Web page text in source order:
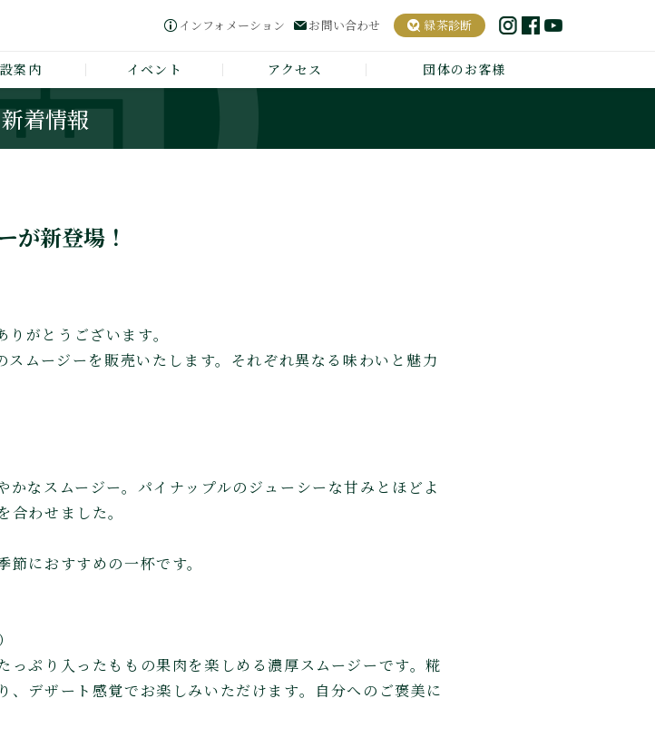
インフォメーション お問い合わせ 緑茶診断
案内 イベント アクセス 団体のお客様
新着情報
が新登場！
がとうございます。
ムージーを販売いたします。それぞれ異なる味わいと魅力
なスムージー。パイナップルのジューシーな甘みとほどよ
わせました。
におすすめの一杯です。
ぷり入ったももの果肉を楽しめる濃厚スムージーです。糀
デザート感覚でお楽しみいただけます。自分へのご褒美に